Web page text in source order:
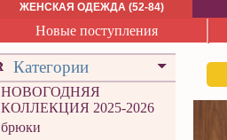
ЖЕНСКАЯ ОДЕЖДА (52-84)
Новые поступления
Категории
НОВОГОДНЯЯ
КОЛЛЕКЦИЯ 2025-2026
брюки